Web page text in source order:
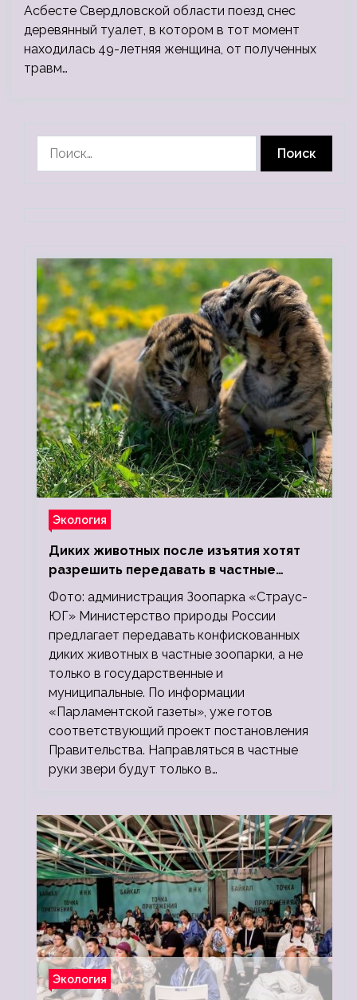
Асбесте Свердловской области поезд снес
деревянный туалет, в котором в тот момент
находилась 49-летняя женщина, от полученных
травм…
Экология
Диких животных после изъятия хотят
разрешить передавать в частные
зоопарки
Фото: администрация Зоопарка «Страус-
ЮГ» Министерство природы России
предлагает передавать конфискованных
диких животных в частные зоопарки, а не
только в государственные и
муниципальные. По информации
«Парламентской газеты», уже готов
соответствующий проект постановления
Правительства. Направляться в частные
руки звери будут только в…
Экология